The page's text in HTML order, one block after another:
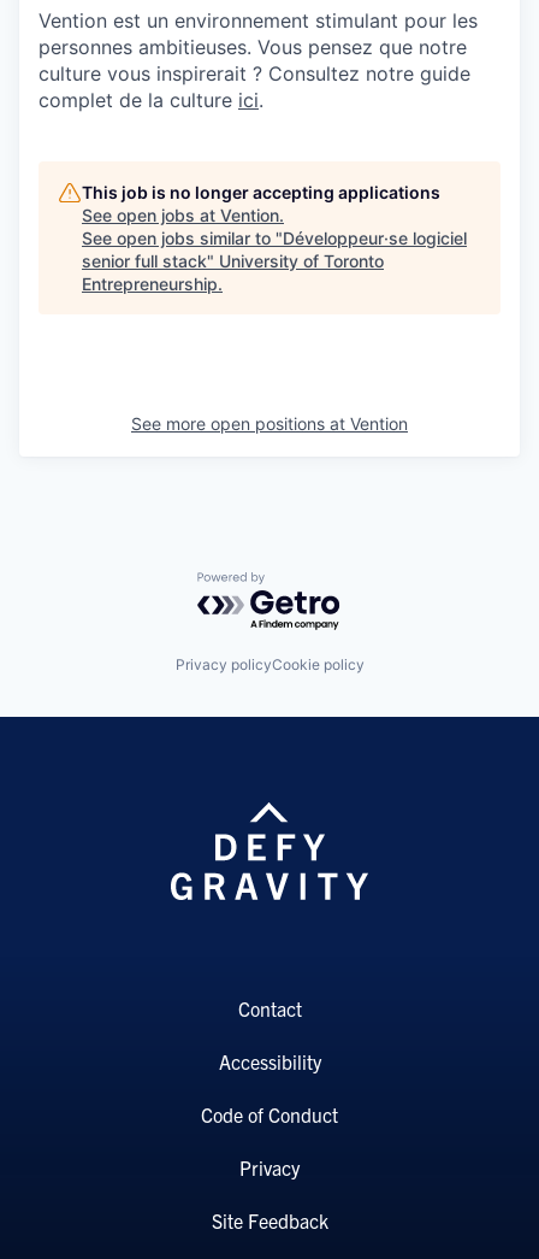
Vention est un environnement stimulant pour les
personnes ambitieuses. Vous pensez que notre
culture vous inspirerait ? Consultez notre guide
complet de la culture ici.
This job is no longer accepting applications
See open jobs at Vention.
See open jobs similar to "Développeur·se logiciel
senior full stack" University of Toronto
Entrepreneurship.
See more open positions at Vention
Powered by Getro.com
Privacy policyCookie policy
Contact
Accessibility
Code of Conduct
Privacy
Site Feedback